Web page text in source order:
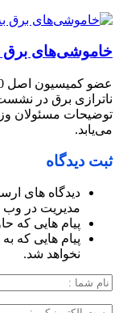
خاموشی‌های برق
ناترازی برق در
توضیحات مسئولان
می‌یابد.
ثبت دیدگاه
دیدگاه های
مدیریت در وب
پیام هایی که
پیام هایی که
نخواهد شد.